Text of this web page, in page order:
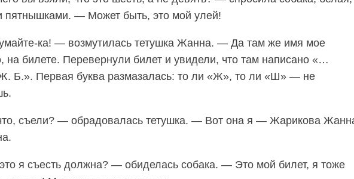
пятнышками. — Может быть, это мой улей!
ка! — возмутилась тетушка Жанна. — Да там же имя мое
на билете. Перевернули билет и увидели, что там написано «…
Б.». Первая буква размазалась: то ли «Ж», то ли «Ш» — не
съели? — обрадовалась тетушка. — Вот она я — Жарикова
я съесть должна? — обиделась собака. — Это мой билет, я тоже